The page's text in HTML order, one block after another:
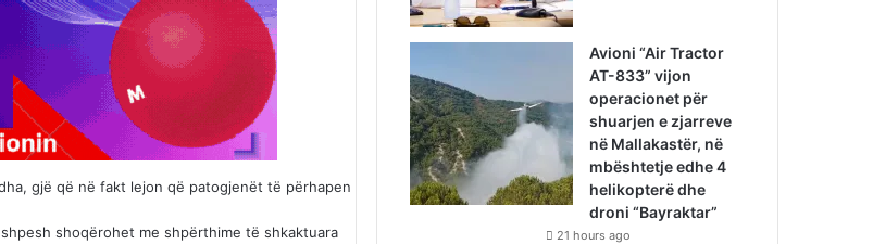
gjë që në fakt lejon që patogjenët të përhapen
shoqërohet me shpërthime të shkaktuara
Avioni “Air Tractor
AT-833” vijon
operacionet për
shuarjen e zjarreve
në Mallakastër, në
mbështetje edhe 4
helikopterë dhe
droni “Bayraktar”
21 hours ago